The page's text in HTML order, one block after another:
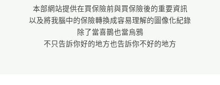
本部網站提供在買保險前與買保險後的重要資訊
以及將我腦中的保險轉換成容易理解的圖像化紀錄
除了當喜鵲也當烏鴉
不只告訴你好的地方也告訴你不好的地方